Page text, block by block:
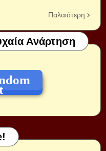
Παλαιότερη
Ανάρτηση